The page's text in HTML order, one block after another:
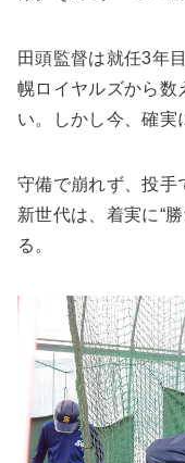
田頭監督は就任3年
幌ロイヤルズから数
い。しかし今、確実
守備で崩れず、投手
新世代は、着実に“
る。